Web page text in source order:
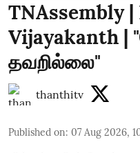
TNAssembly
Vijayakanth |
தவறில்லை"
thanthitv
Published on: 07 Aug 2026,